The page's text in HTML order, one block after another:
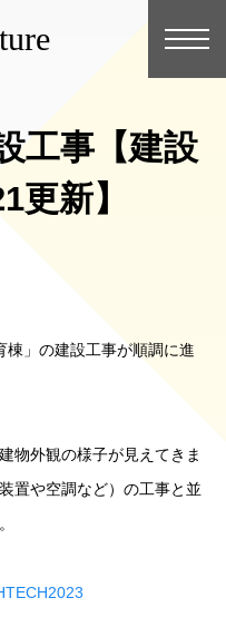
工事【建設
更新】
」の建設工事が順調に進
物外観の様子が見えてきま
置や空調など）の工事と並